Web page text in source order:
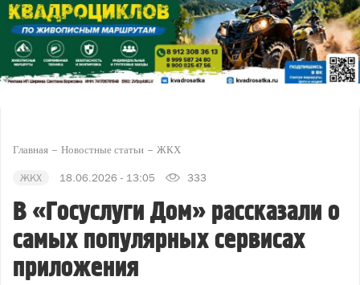
Главная Новостные статьи ЖКХ
ЖКХ 18.06.2026 - 13:05 333
В «Госуслуги Дом» рассказали о
самых популярных сервисах
приложения